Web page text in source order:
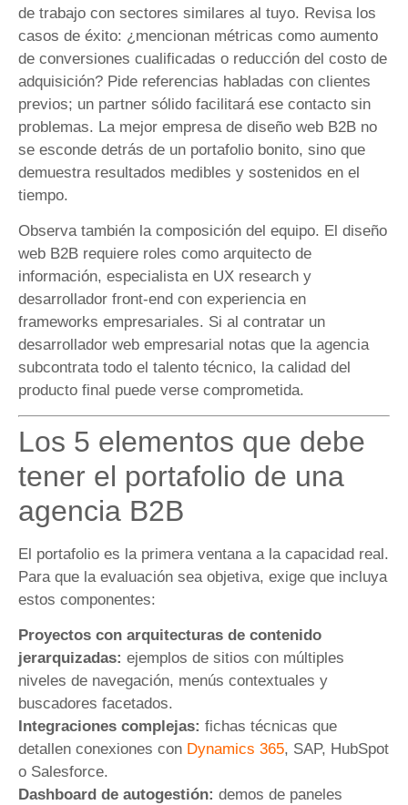
de trabajo con sectores similares al tuyo. Revisa los
casos de éxito: ¿mencionan métricas como aumento
de conversiones cualificadas o reducción del costo de
adquisición? Pide referencias habladas con clientes
previos; un partner sólido facilitará ese contacto sin
problemas. La mejor empresa de diseño web B2B no
se esconde detrás de un portafolio bonito, sino que
demuestra resultados medibles y sostenidos en el
tiempo.
Observa también la composición del equipo. El diseño
web B2B requiere roles como arquitecto de
información, especialista en UX research y
desarrollador front-end con experiencia en
frameworks empresariales. Si al contratar un
desarrollador web empresarial notas que la agencia
subcontrata todo el talento técnico, la calidad del
producto final puede verse comprometida.
Los 5 elementos que debe
tener el portafolio de una
agencia B2B
El portafolio es la primera ventana a la capacidad real.
Para que la evaluación sea objetiva, exige que incluya
estos componentes:
Proyectos con arquitecturas de contenido
jerarquizadas: ejemplos de sitios con múltiples
niveles de navegación, menús contextuales y
buscadores facetados.
Integraciones complejas: fichas técnicas que
detallen conexiones con Dynamics 365, SAP, HubSpot
o Salesforce.
Dashboard de autogestión: demos de paneles